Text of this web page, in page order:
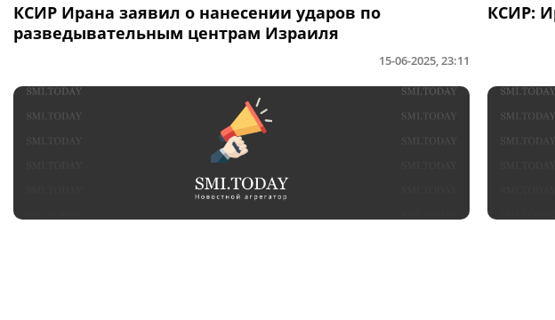
КСИР Ирана заявил о нанесении ударов по
разведывательным центрам Израиля
15-06-2025, 23:11
КСИР: